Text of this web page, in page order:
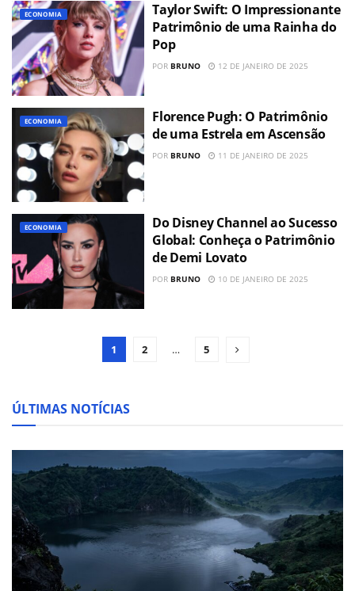
ECONOMIA
Taylor Swift: O Impressionante
Patrimônio de uma Rainha do
Pop
POR BRUNO 12 DE JANEIRO DE 2025
ECONOMIA
Florence Pugh: O Patrimônio
de uma Estrela em Ascensão
POR BRUNO 11 DE JANEIRO DE 2025
ECONOMIA
Do Disney Channel ao Sucesso
Global: Conheça o Patrimônio
de Demi Lovato
POR BRUNO 10 DE JANEIRO DE 2025
1 2 … 5
ÚLTIMAS NOTÍCIAS